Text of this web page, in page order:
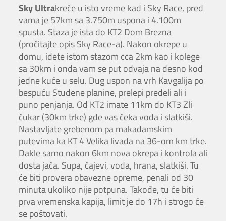
Sky Ultrakreće u isto vreme kad i Sky Race, pred
vama je 57km sa 3.750m uspona i 4.100m
spusta. Staza je ista do KT2 Dom Brezna
(pročitajte opis Sky Race-a). Nakon okrepe u
domu, idete istom stazom cca 2km kao i kolege
sa 30km i onda vam se put odvaja na desno kod
jedne kuće u selu. Dug uspon na vrh Kavgalija po
bespuću Studene planine, prelepi predeli ali i
puno penjanja. Od KT2 imate 11km do KT3 Zli
čukar (30km trke) gde vas čeka voda i slatkiši.
Nastavljate grebenom pa makadamskim
putevima ka KT 4 Velika livada na 36-om km trke.
Dakle samo nakon 6km nova okrepa i kontrola ali
dosta jača. Supa, čajevi, voda, hrana, slatkiši. Tu
će biti provera obavezne opreme, penali od 30
minuta ukoliko nije potpuna. Takođe, tu će biti
prva vremenska kapija, limit je do 17h i strogo će
se poštovati.